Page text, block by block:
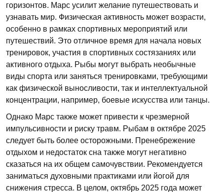
горизонтов. Марс усилит желание путешествовать и
узнавать мир. Физическая активность может возрасти,
особенно в рамках спортивных мероприятий или
путешествий. Это отличное время для начала новых
тренировок, участия в спортивных состязаниях или
активного отдыха. Рыбы могут выбрать необычные
виды спорта или заняться тренировками, требующими
как физической выносливости, так и интеллектуальной
концентрации, например, боевые искусства или танцы.
Однако Марс также может привести к чрезмерной
импульсивности и риску травм. Рыбам в октябре 2025
следует быть более осторожными. Пренебрежение
отдыхом и недостаток сна также могут негативно
сказаться на их общем самочувствии. Рекомендуется
заниматься духовными практиками или йогой для
снижения стресса. В целом, октябрь 2025 года может